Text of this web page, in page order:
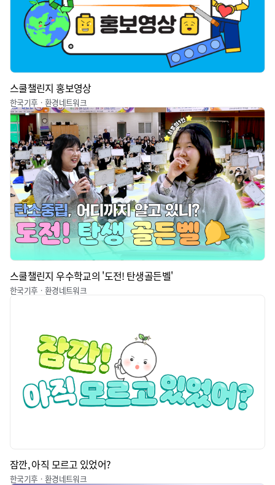
스쿨챌린지 홍보영상
한국기후ㆍ환경네트워크
스쿨챌린지 우수학교의 '도전! 탄생골든벨'
한국기후ㆍ환경네트워크
잠깐, 아직 모르고 있었어?
한국기후ㆍ환경네트워크